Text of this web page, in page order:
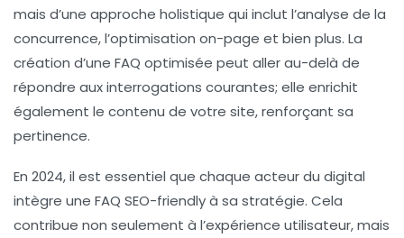
mais d’une approche holistique qui inclut l’analyse de la
concurrence, l’optimisation on-page et bien plus. La
création d’une FAQ optimisée peut aller au-delà de
répondre aux interrogations courantes; elle enrichit
également le contenu de votre site, renforçant sa
pertinence.
En 2024, il est essentiel que chaque acteur du digital
intègre une FAQ SEO-friendlyà sa stratégie. Cela
contribue non seulement à l’expérience utilisateur, mais